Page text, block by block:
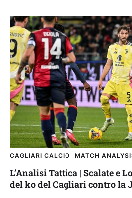
CAGLIARI CALCIO MATCH
L’Analisi Tattica | Scalate e
del ko del Cagliari contro la